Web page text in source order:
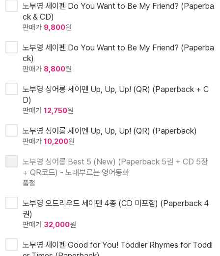
노부영 세이펜 Do You Want to Be My Friend? (Paperba
ck & CD)
판매가 9,800원
노부영 세이펜 Do You Want to Be My Friend? (Paperba
ck)
판매가 8,800원
노부영 싱어롱 세이펜 Up, Up, Up! (QR) (Paperback + C
D)
판매가 12,750원
노부영 싱어롱 세이펜 Up, Up, Up! (QR) (Paperback)
판매가 10,200원
노부영 싱어롱 Best 5 (New) (Paperback 5권 + CD 5장
+ QR코드) - 노래부르는 영어동화
품절
노부영 오드리우드 세이펜 4종 (CD 미포함) (Paperback 4
권)
판매가 32,000원
노부영 세이펜 Good for You! Toddler Rhymes for Toddl